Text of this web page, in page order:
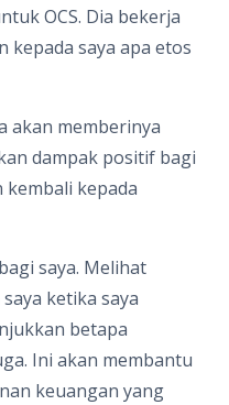
OCS. Dia bekerja
kepada saya apa etos
akan memberinya
dampak positif bagi
kepada
saya. Melihat
ketika saya
betapa
Ini akan membantu
keuangan yang